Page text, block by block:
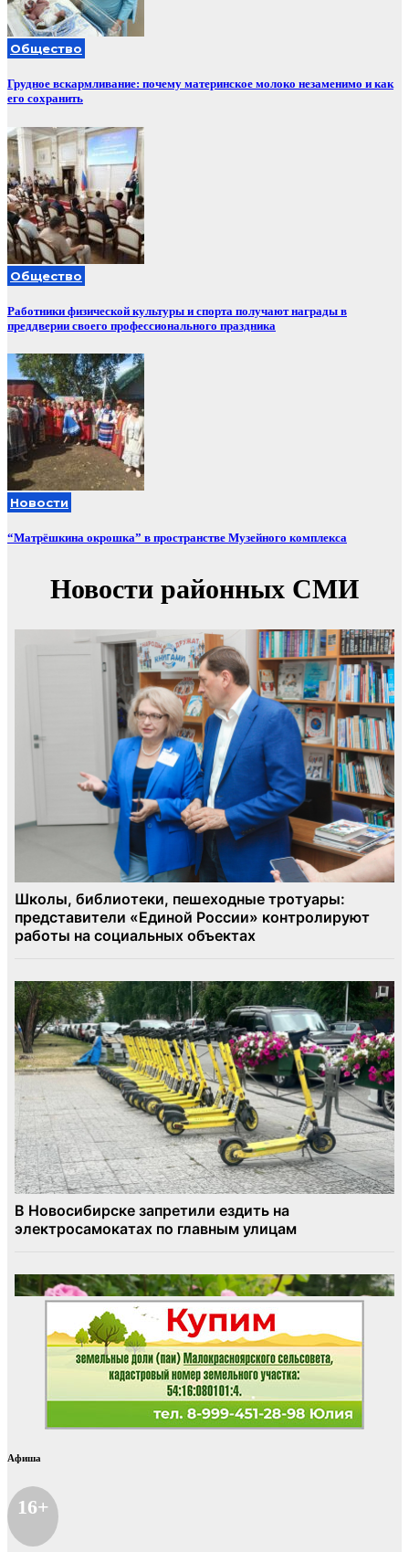
Общество
Грудное вскармливание: почему материнское молоко незаменимо и как
его сохранить
Общество
Работники физической культуры и спорта получают награды в
преддверии своего профессионального праздника
Новости
“Матрёшкина окрошка” в пространстве Музейного комплекса
Афиша
16+